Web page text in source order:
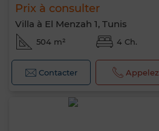
Prix à consulter
Villa à El Menzah 1, Tunis
504 m² 4 Ch.
Contacter Appelez